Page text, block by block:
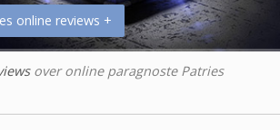
online reviews +
over online paragnoste Patries